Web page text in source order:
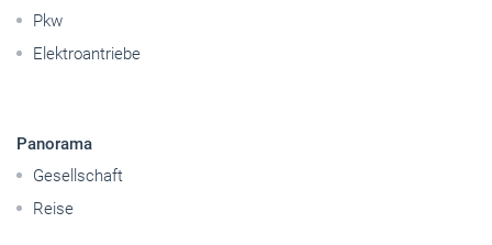
Pkw
Elektroantriebe
Panorama
Gesellschaft
Reise